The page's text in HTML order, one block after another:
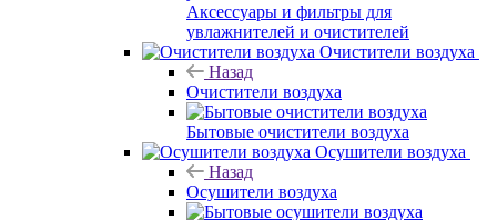
Аксессуары и фильтры для
увлажнителей и очистителей
Очистители воздуха
Назад
Очистители воздуха
Бытовые очистители воздуха
Осушители воздуха
Назад
Осушители воздуха